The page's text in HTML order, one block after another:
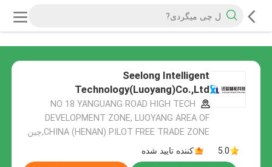
Seelong Intelligent
Technology(Luoyang)Co.,Ltd
NO 18 YANGUANG ROAD HIGH TECH
DEVELOPMENT ZONE, LUOYANG AREA OF
CHINA (HENAN) PILOT FREE TRADE ZONE,چین
5.0
کننده تایید شده